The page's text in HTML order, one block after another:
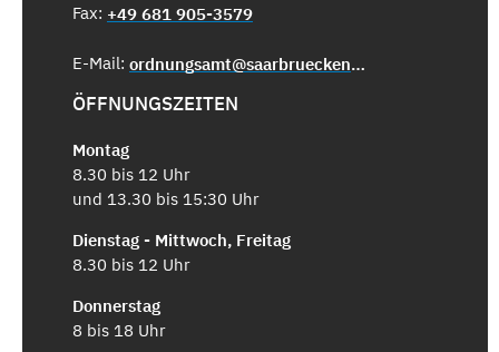
Fax: +49 681 905-3579
E-Mail: ordnungsamt@saarbruecken.de
ÖFFNUNGSZEITEN
Montag
8.30 bis 12 Uhr
und 13.30 bis 15:30 Uhr
Dienstag - Mittwoch, Freitag
8.30 bis 12 Uhr
Donnerstag
8 bis 18 Uhr